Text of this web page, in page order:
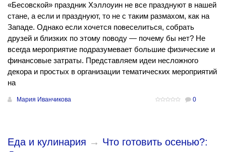
«Бесовской» праздник Хэллоуин не все празднуют в нашей
стане, а если и празднуют, то не с таким размахом, как на
Западе. Однако если хочется повеселиться, собрать
друзей и близких по этому поводу — почему бы нет? Не
всегда мероприятие подразумевает большие физические и
финансовые затраты. Представляем идеи несложного
декора и простых в организации тематических мероприятий
на
Мария Иванчикова 0
Еда и кулинария → ​Что готовить осенью?: